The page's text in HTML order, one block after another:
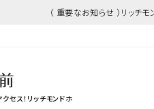
（ 重要なお知らせ ）リッ
セス！リッチモンドホ